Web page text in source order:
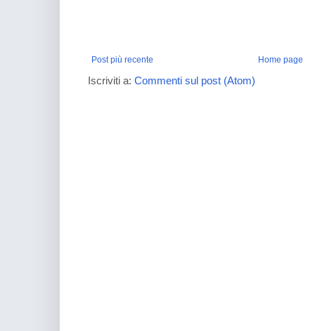
Post più recente Home page
Iscriviti a: Commenti sul post (Atom)